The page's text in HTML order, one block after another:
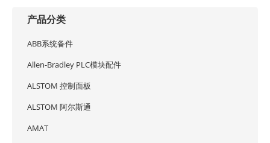
产品分类
ABB系统备件
Allen-Bradley PLC模块配件
ALSTOM 控制面板
ALSTOM 阿尔斯通
AMAT